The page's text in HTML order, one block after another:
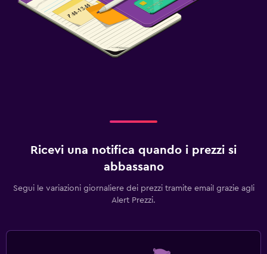
Ricevi una notifica quando i prezzi si
abbassano
Segui le variazioni giornaliere dei prezzi tramite email grazie agli
Alert Prezzi.